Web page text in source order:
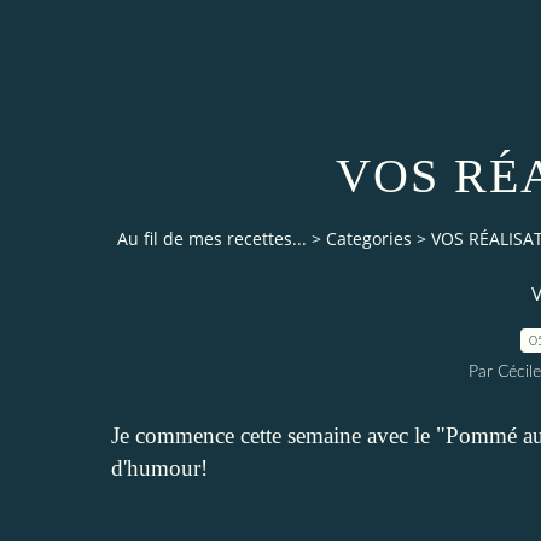
VOS
Au fil de mes recettes... > Categories > VOS
Par
Je commence cette semaine avec le "Pommé
d'humour!